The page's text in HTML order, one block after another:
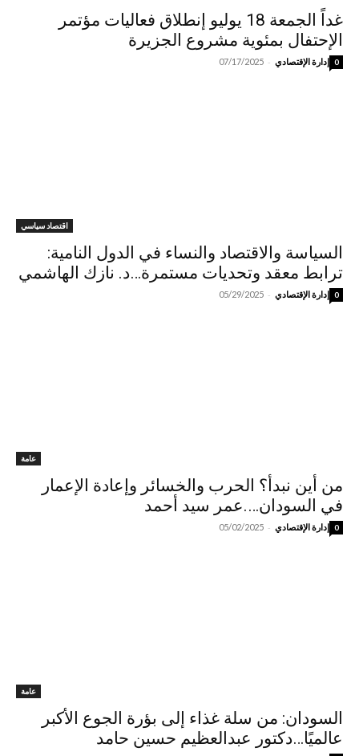
غداً الجمعة 18 يوليو إنطلاق فعاليات مؤتمر
الإحتفال بمئوية مشروع الجزيرة
إدارة الإقتصادي -
07/17/2025 0
اقتصاد سياسي
السياسة والاقتصاد والنساء في الدول النامية:
ترابط معقد وتحديات مستمرة…د. نازك الهاشمي
إدارة الإقتصادي -
05/29/2025 0
عامة
من أين نبدأ؟ الحرب والخسائر وإعادة الإعمار
في السودان….عمر سيد أحمد
إدارة الإقتصادي -
05/02/2025 0
عامة
السودان: من سلة غذاء إلى بؤرة الجوع الأكبر
عالميًا…دكتور عبدالعظيم حسين حامد